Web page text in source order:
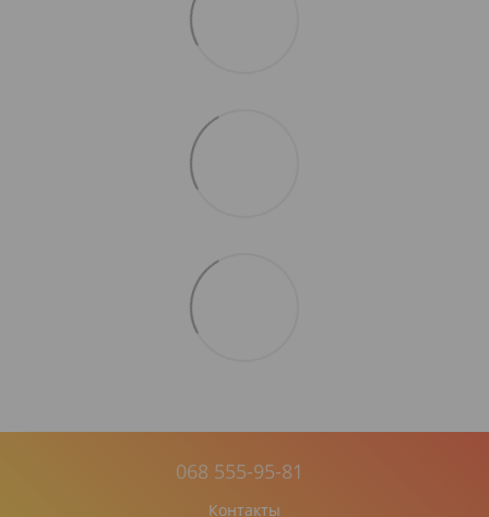
068 555-95-81
Контакты